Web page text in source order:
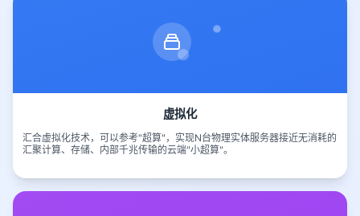
虚拟化
汇合虚拟化技术，可以参考"超算"，实现N台物理实体服务器接近无消耗的
汇聚计算、存储、内部千兆传输的云端"小超算"。